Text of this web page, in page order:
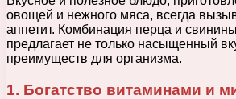
овощей и нежного мяса, всегда
аппетит. Комбинация перца и
предлагает не только насыщенный
преимуществ для организма.
1. Богатство витаминами и